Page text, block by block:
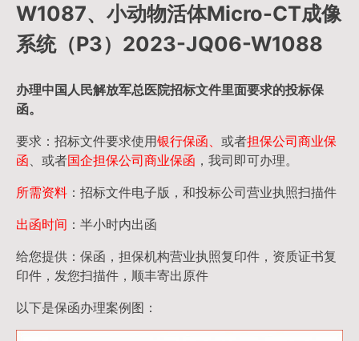
W1087、小动物活体Micro-CT成像
系统（P3）2023-JQ06-W1088
办理中国人民解放军总医院招标文件里面要求的投标保
函。
要求：招标文件要求使用银行保函、 或者担保公司商业保
函 、或者国企担保公司商业保函 ，我司即可办理。
所需资料 ：招标文件电子版，和投标公司营业执照扫描件
出函时间 ：半小时内出函
给您提供：保函，担保机构营业执照复印件，资质证书复
印件，发您扫描件，顺丰寄出原件
以下是保函办理案例图：